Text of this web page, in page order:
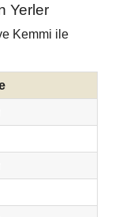
Yerler
Kemmi ile